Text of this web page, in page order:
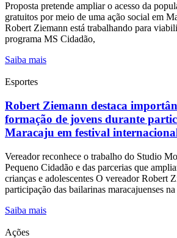
Proposta pretende ampliar o acesso da
gratuitos por meio de uma ação social em
Robert Ziemann está trabalhando para
programa MS Cidadão,
Saiba mais
Esportes
Robert Ziemann destaca
formação de jovens durante
Maracaju em festival
Vereador reconhece o trabalho do Studio
Pequeno Cidadão e das parcerias que
crianças e adolescentes O vereador Robert
participação das bailarinas maracajuenses na
Saiba mais
Ações